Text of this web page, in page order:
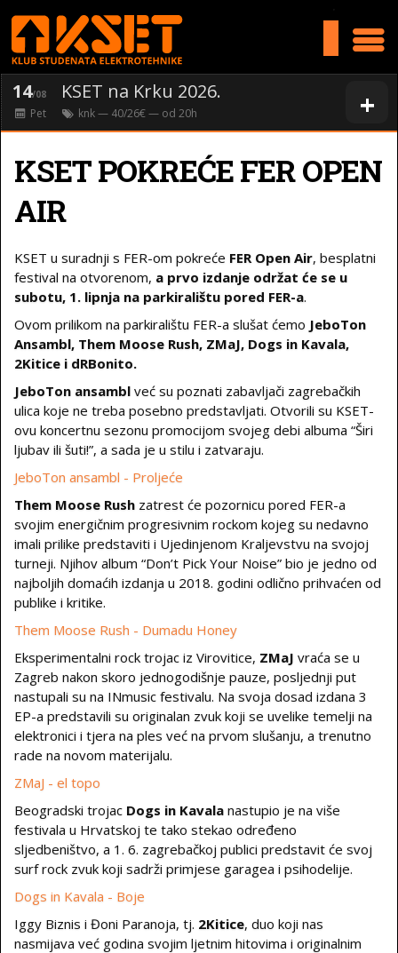
+
14/08 KSET na Krku 2026.
Pet knk— 40/26€ — od 20h
KSET POKREĆE FER OPEN
AIR
KSET u suradnji s FER-om pokreće FER Open Air, besplatni
festival na otvorenom, a prvo izdanje održat će se u
subotu, 1. lipnja na parkiralištu pored FER-a.
Ovom prilikom na parkiralištu FER-a slušat ćemo JeboTon
Ansambl, Them Moose Rush, ZMaJ, Dogs in Kavala,
2Kitice i dRBonito.
JeboTon ansambl već su poznati zabavljači zagrebačkih
ulica koje ne treba posebno predstavljati. Otvorili su KSET-
ovu koncertnu sezonu promocijom svojeg debi albuma “Širi
ljubav ili šuti!”, a sada je u stilu i zatvaraju.
JeboTon ansambl - Proljeće
Them Moose Rush zatrest će pozornicu pored FER-a
svojim energičnim progresivnim rockom kojeg su nedavno
imali prilike predstaviti i Ujedinjenom Kraljevstvu na svojoj
turneji. Njihov album “Don’t Pick Your Noise” bio je jedno od
najboljih domaćih izdanja u 2018. godini odlično prihvaćen od
publike i kritike.
Them Moose Rush - Dumadu Honey
Eksperimentalni rock trojac iz Virovitice, ZMaJ vraća se u
Zagreb nakon skoro jednogodišnje pauze, posljednji put
nastupali su na INmusic festivalu. Na svoja dosad izdana 3
EP-a predstavili su originalan zvuk koji se uvelike temelji na
elektronici i tjera na ples već na prvom slušanju, a trenutno
rade na novom materijalu.
ZMaJ - el topo
Beogradski trojac Dogs in Kavala nastupio je na više
festivala u Hrvatskoj te tako stekao određeno
sljedbeništvo, a 1. 6. zagrebačkoj publici predstavit će svoj
surf rock zvuk koji sadrži primjese garagea i psihodelije.
Dogs in Kavala - Boje
Iggy Biznis i Đoni Paranoja, tj. 2Kitice, duo koji nas
nasmijava već godina svojim ljetnim hitovima i originalnim